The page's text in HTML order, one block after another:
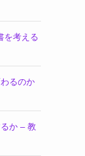
を考える
るのか
か – 教